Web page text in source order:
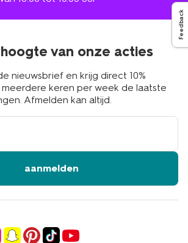
Feedback
van onze acties
nieuwsbrief en krijg direct 10%
keren per week de laatste
Afmelden kan altijd.
aanmelden